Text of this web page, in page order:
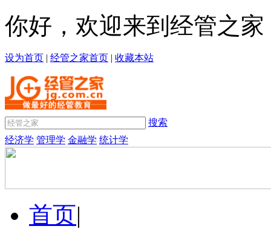
你好，欢迎来到经管之家
设为首页 | 经管之家首页 | 收藏本站
搜索
经济学 管理学 金融学 统计学
首页|